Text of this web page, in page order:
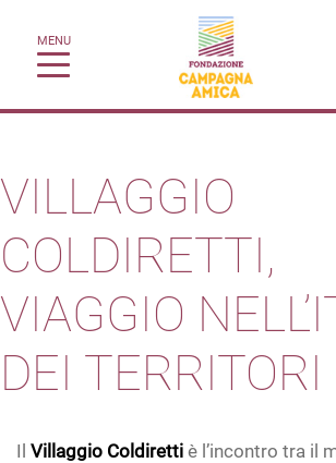
MENU
VILLAGGIO
COLDIRETTI,
VIAGGIO
DEI TERRITORI
Il Villaggio Coldiretti è l’incontro tra il